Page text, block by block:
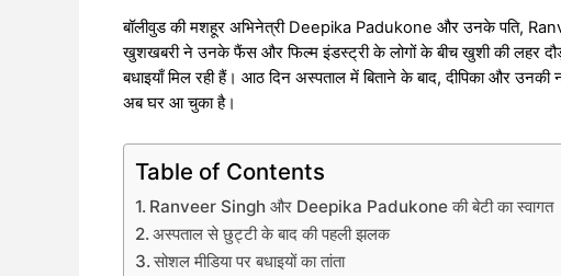
बॉलीवुड की मशहूर अभिनेत्री Deepika Padukone और उनके पति,
खुशखबरी ने उनके फैंस और फिल्म इंडस्ट्री के लोगों के बीच खुशी की लहर दौड़ा
बधाइयाँ मिल रही हैं। आठ दिन अस्पताल में बिताने के बाद, दीपिका और
अब घर आ चुका है।
Table of Contents
Ranveer Singh और Deepika Padukone की बेटी का स्वागत
अस्पताल से छुट्टी के बाद की पहली झलक
सोशल मीडिया पर बधाइयों का तांता